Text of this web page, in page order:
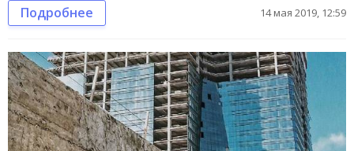
Подробнее 14 мая 2019, 12:59